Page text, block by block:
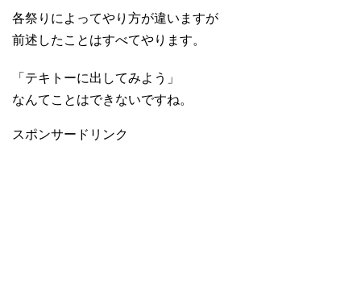
各祭りによってやり方が違いますが
前述したことはすべてやります。
「テキトーに出してみよう」
なんてことはできないですね。
スポンサードリンク